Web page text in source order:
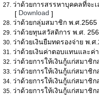
ว่าด้วยการสรรหาบุคคลที่จะ
[ Download ]
ว่าด้วยกลุ่มสมาชิก พ.ศ.2565
ว่าด้วยทุนสวัสดิการ พ.ศ.
ว่าด้วยเงินยืมทดรองจ่าย พ.ศ
ว่าด้วยเงินค่าตอบแทนและค่
ว่าด้วยการให้เงินกู้แก่สมาชิ
ว่าด้วยการให้เงินกู้แก่สมาชิ
ว่าด้วยการให้เงินกู้แก่สมาชิ
ว่าด้วยการให้เงินกู้แก่สมาชิ